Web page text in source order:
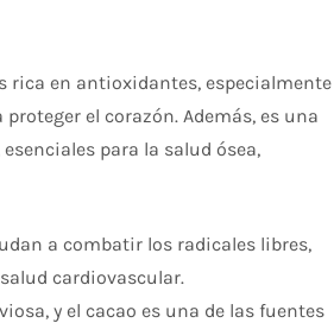
rica en antioxidantes, especialmente
el corazón. Además, es una
para la salud ósea,
a combatir los radicales libres,
cardiovascular.
y el cacao es una de las fuentes